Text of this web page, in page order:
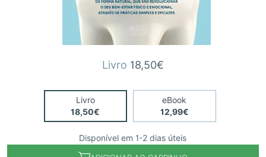
Livro 18,50€
Livro
18,50€
eBook
12,99€
Disponível em 1-2 dias úteis